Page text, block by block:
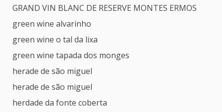
GRAND VIN BLANC DE RESERVE MONTES ERMOS
green wine alvarinho
green wine o tal da lixa
green wine tapada dos monges
herade de são miguel
herade de são miguel
herdade da fonte coberta